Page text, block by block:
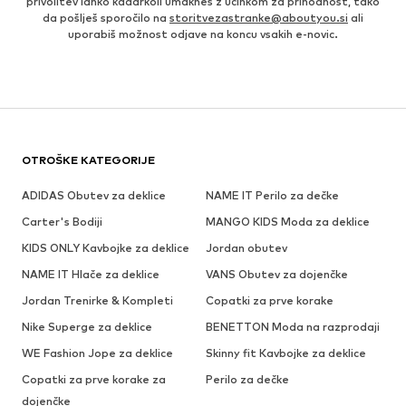
da pošlješ sporočilo na storitvezastranke@aboutyou.si ali
uporabiš možnost odjave na koncu vsakih e-novic.
OTROŠKE KATEGORIJE
ADIDAS Obutev za deklice
NAME IT Perilo za dečke
Carter's Bodiji
MANGO KIDS Moda za deklice
KIDS ONLY Kavbojke za deklice
Jordan obutev
NAME IT Hlače za deklice
VANS Obutev za dojenčke
Jordan Trenirke & Kompleti
Copatki za prve korake
Nike Superge za deklice
BENETTON Moda na razprodaji
WE Fashion Jope za deklice
Skinny fit Kavbojke za deklice
Copatki za prve korake za
dojenčke
Perilo za dečke